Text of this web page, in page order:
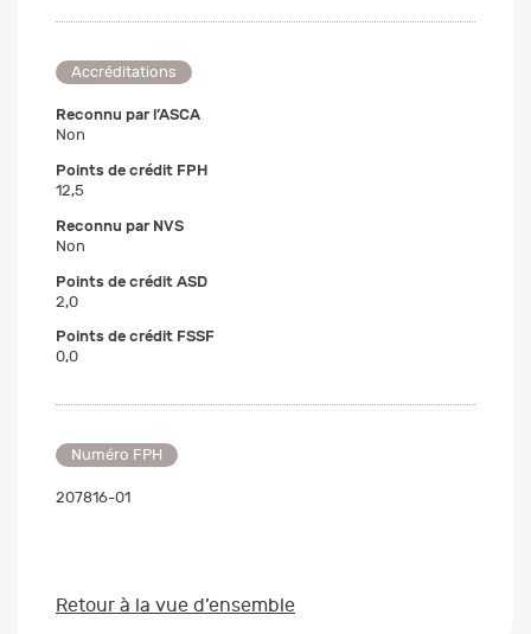
Accréditations
Reconnu par l’ASCA
Non
Points de crédit FPH
12,5
Reconnu par NVS
Non
Points de crédit ASD
2,0
Points de crédit FSSF
0,0
Numéro FPH
207816-01
Retour à la vue d’ensemble